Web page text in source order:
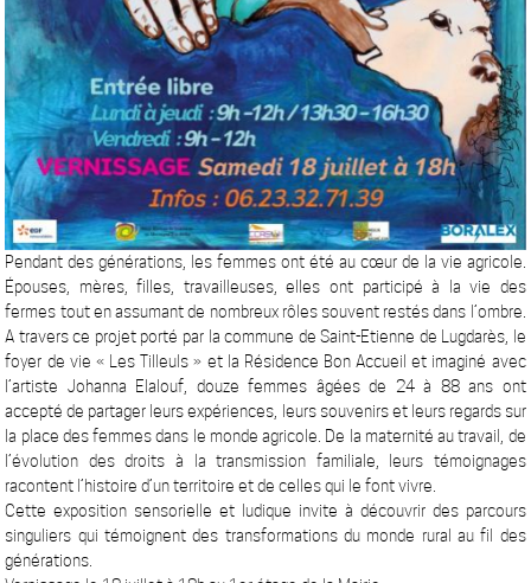
Pendant des générations, les femmes ont été au cœur de la vie agricole.
Épouses, mères, filles, travailleuses, elles ont participé à la vie des
fermes tout en assumant de nombreux rôles souvent restés dans l’ombre.
A travers ce projet porté par la commune de Saint-Etienne de Lugdarès, le
foyer de vie « Les Tilleuls » et la Résidence Bon Accueil et imaginé avec
l’artiste Johanna Elalouf, douze femmes âgées de 24 à 88 ans ont
accepté de partager leurs expériences, leurs souvenirs et leurs regards sur
la place des femmes dans le monde agricole. De la maternité au travail, de
l’évolution des droits à la transmission familiale, leurs témoignages
racontent l’histoire d’un territoire et de celles qui le font vivre.
Cette exposition sensorielle et ludique invite à découvrir des parcours
singuliers qui témoignent des transformations du monde rural au fil des
générations.